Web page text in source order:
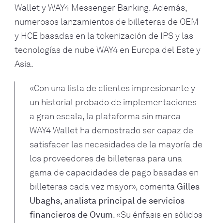
Wallet y WAY4 Messenger Banking. Además,
numerosos lanzamientos de billeteras de OEM
y HCE basadas en la tokenización de IPS y las
tecnologías de nube WAY4 en Europa del Este y
Asia.
«Con una lista de clientes impresionante y
un historial probado de implementaciones
a gran escala, la plataforma sin marca
WAY4 Wallet ha demostrado ser capaz de
satisfacer las necesidades de la mayoría de
los proveedores de billeteras para una
gama de capacidades de pago basadas en
billeteras cada vez mayor», comenta Gilles
Ubaghs, analista principal de servicios
financieros de Ovum. «Su énfasis en sólidos